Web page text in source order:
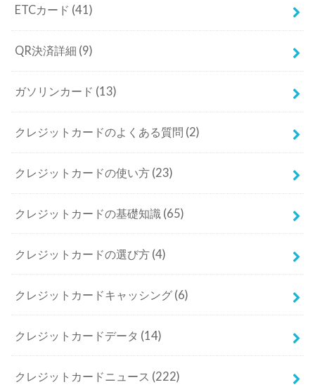
ETCカード (41)
QR決済詳細 (9)
ガソリンカード (13)
クレジットカードのよくある質問 (2)
クレジットカードの使い方 (23)
クレジットカードの基礎知識 (65)
クレジットカードの選び方 (4)
クレジットカードキャッシング (6)
クレジットカードデータ (14)
クレジットカードニュース (222)